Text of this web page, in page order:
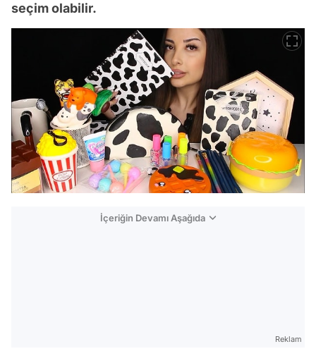
seçim olabilir.
İçeriğin Devamı Aşağıda
Reklam